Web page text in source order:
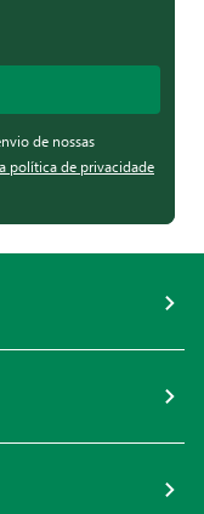
de nossas
política de privacidade